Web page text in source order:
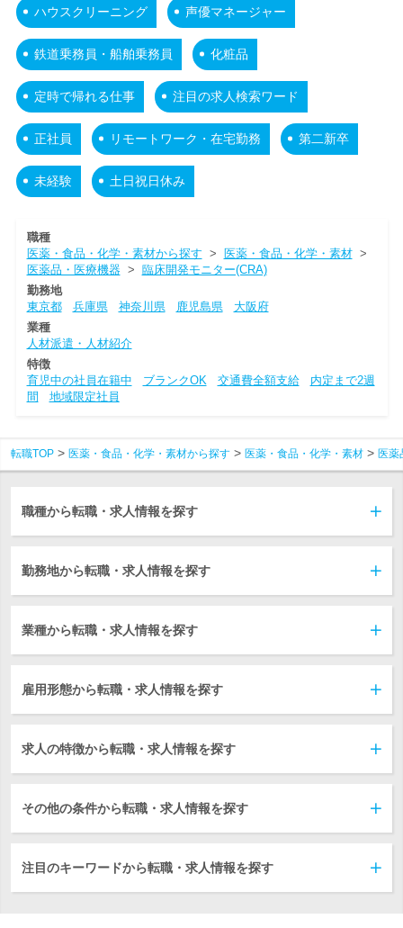
ハウスクリーニング 声優マネージャー
鉄道乗務員・船舶乗務員 化粧品
定時で帰れる仕事 注目の求人検索ワード
正社員 リモートワーク・在宅勤務 第二新卒
未経験 土日祝日休み
職種
医薬・食品・化学・素材から探す > 医薬・食品・化学・素材>
医薬品・医療機器> 臨床開発モニター(CRA)
勤務地
東京都
兵庫県 神奈川県 鹿児島県
大阪府
業種
人材派遣・人材紹介
特徴
育児中の社員在籍中
ブランクOK 交通費全額支給
内定まで2週
間
地域限定社員
転職TOP 医薬・食品・化学・素材から探す 医薬・食品・化学・素材 医薬
職種から転職・求人情報を探す
勤務地から転職・求人情報を探す
業種から転職・求人情報を探す
雇用形態から転職・求人情報を探す
求人の特徴から転職・求人情報を探す
その他の条件から転職・求人情報を探す
注目のキーワードから転職・求人情報を探す